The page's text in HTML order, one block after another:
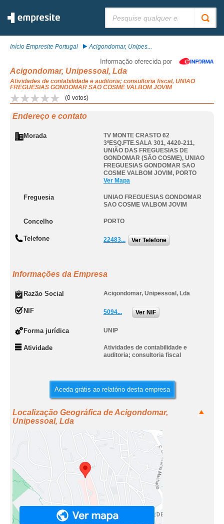
Início Empresite Portugal Acigondomar, Unipes...
Informação oferecida por
Acigondomar, Unipessoal, Lda
Atividades de contabilidade e auditoria; consultoria fiscal, UNIAO
FREGUESIAS GONDOMAR SAO COSME VALBOM JOVIM
(0 votos)
Endereço e contato
Morada
TV MONTE CRASTO 62
3ºESQ.FTE.SALA 301, 4420-211,
UNIÃO DAS FREGUESIAS DE
GONDOMAR (SÃO COSME), UNIAO
FREGUESIAS GONDOMAR SAO
COSME VALBOM JOVIM , PORTO
Ver Mapa
Freguesia
UNIAO FREGUESIAS GONDOMAR
SAO COSME VALBOM JOVIM
Concelho PORTO
Telefone 22483... Ver Telefone
Informações da Empresa
Razão Social Acigondomar, Unipessoal, Lda
NIF 5094... Ver NIF
Forma jurídica UNIP
Atividade
Atividades de contabilidade e
auditoria; consultoria fiscal
Aceda grátis ao relatório desta empresa
Localização Geográfica de Acigondomar,
Unipessoal, Lda